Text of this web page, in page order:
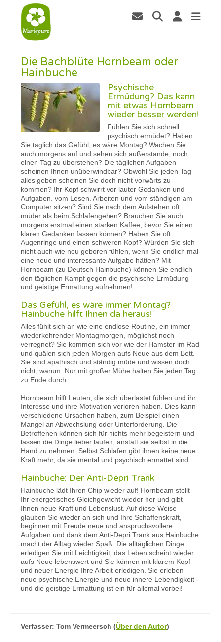
Die Bachblüte Hornbeam oder
Hainbuche
Psychische
Ermüdung? Das kann
mit etwas Hornbeam
wieder besser werden!
Fühlen Sie sich schnell
psychisch ermüdet? Haben
Sie täglich das Gefühl, es wäre Montag? Wachen Sie
auch morgens auf und sehen sich außerstande, noch
einen Tag zu überstehen? Die täglichen Aufgaben
scheinen Ihnen unüberwindbar? Obwohl Sie jeden Tag
alles geben scheinen Sie doch nicht vorwärts zu
kommen? Ihr Kopf schwirrt vor lauter Gedanken und
Aufgaben, vom Lesen, Arbeiten und vom ständigen am
Computer sitzen? Sind Sie nach dem Aufstehen oft
müder als beim Schlafengehen? Brauchen Sie auch
morgens erstmal einen starken Kaffee, bevor Sie einen
klaren Gedanken fassen können? Haben Sie oft
Augenringe und einen schweren Kopf? Würden Sie sich
nicht auch wie neu geboren fühlen, wenn Sie endlich mal
eine neue und interessante Aufgabe hätten? Mit
Hornbeam (zu Deutsch Hainbuche) können Sie endlich
den täglichen Kampf gegen die psychische Ermüdung
und geistige Ermattung aufnehmen!
Das Gefühl, es wäre immer Montag?
Hainbuche hilft Ihnen da heraus!
Alles fühlt sich an wie eine endlose Routine, ein immer
wiederkehrender Montagmorgen, möglichst noch
verregnet? Sie kommen sich vor wie der Hamster im Rad
und quälen sich jeden Morgen aufs Neue aus dem Bett.
Sie sind apathisch und ständig müde und wissen doch
nicht, warum. Nur mit großer Mühe halten Sie jeden Tag
zu Ende durch.
Hornbeam hilft Leuten, die sich überlastet fühlen und ihr
Interesse und ihre Motivation verloren haben. Dies kann
verschiedene Ursachen haben, zum Beispiel einen
Mangel an Abwechslung oder Unterforderung. Die
Betroffenen können sich für nichts mehr begeistern und
lassen die Dinge lieber laufen, anstatt sie selbst in die
Hand zu nehmen. Selbst Schlafen gibt ihnen keine neue
Kraft mehr, da sie mental und psychisch ermattet sind.
Hainbuche: Der Anti-Depri Trank
Hainbuche lädt Ihren Chip wieder auf! Hornbeam stellt
Ihr energetisches Gleichgewicht wieder her und gibt
Ihnen neue Kraft und Lebenslust. Auf diese Weise
glauben Sie wieder an sich und Ihre Schaffenskraft,
beginnen mit Freude neue und anspruchsvollere
Aufgaben und dank dem Anti-Depri Trank aus Hainbuche
macht der Alltag wieder Spaß. Die alltäglichen Dinge
erledigen Sie mit Leichtigkeit, das Leben scheint wieder
aufs Neue lebenswert und Sie können mit klarem Kopf
und neuer Energie Ihre Arbeit erledigen. Sie erleben
neue psychische Energie und neue innere Lebendigkeit -
und die geistige Ermattung ist ein für allemal vorbei!
Verfasser:Tom Vermeersch (Über den Autor)